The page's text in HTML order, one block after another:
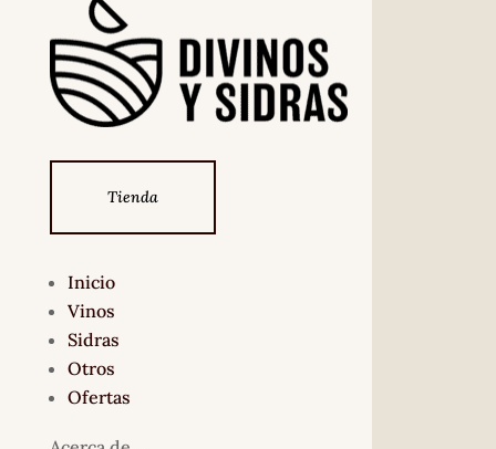
Tienda
Inicio
Vinos
Sidras
Otros
Ofertas